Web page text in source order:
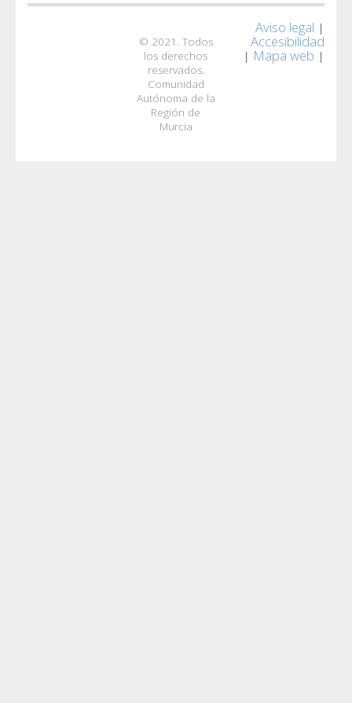
© 2021. Todos
los derechos
reservados.
Comunidad
Autónoma de la
Región de
Murcia
Aviso legal |
Accesibilidad
| Mapa web |